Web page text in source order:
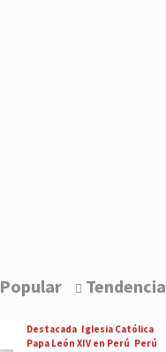
Popular Tendencia
Destacada Iglesia Católica
Papa León XIV en Perú Perú